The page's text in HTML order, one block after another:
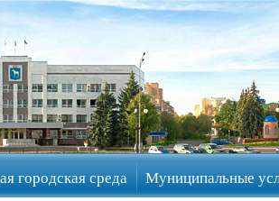
городская среда Муниципальные